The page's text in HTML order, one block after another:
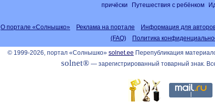
причёски
Путешествия с ребёнком
О портале «Солнышко» Реклама на портале Информация для
(FAQ)
Политика
© 1999-2026, портал «Солнышко» solnet.ee Перепубликация
solnet®— зарегистрированный товарный знак.